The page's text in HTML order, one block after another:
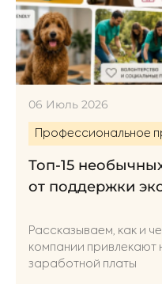
06 Июль 2026
Профессиональное
Топ-15
от поддержки
Рассказываем, как и
компании привлекают
заработной платы